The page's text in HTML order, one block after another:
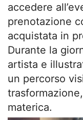
accedere
prenotazione
acquistata in
Durante la
artista e
un percorso
materica.